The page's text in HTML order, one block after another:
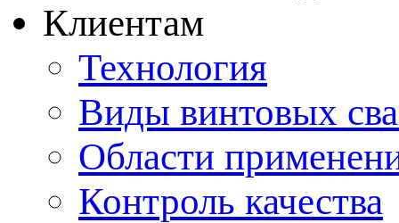
Клиентам
Технология
Виды винтовых
Области
Контроль качества